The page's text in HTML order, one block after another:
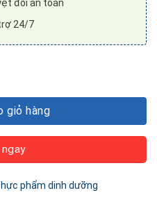
đối an toàn
24/7
số lượng
giỏ hàng
phẩm dinh dưỡng